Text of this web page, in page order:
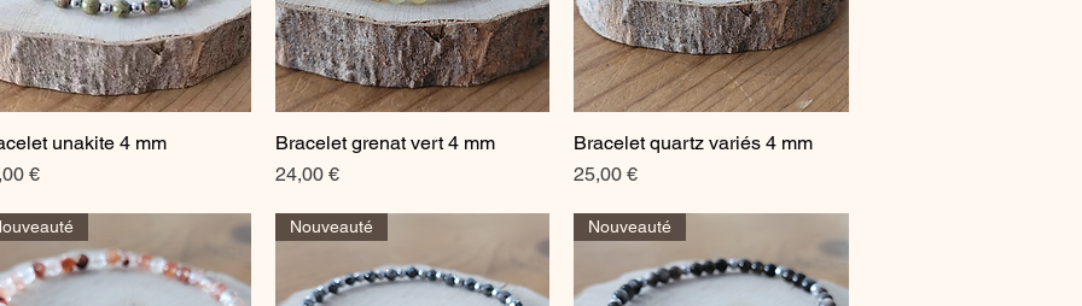
Aperçu rapide
unakite 4 mm
€
Aperçu rapide
Bracelet grenat vert 4 mm
Prix
24,00 €
Aperçu rapide
Bracelet quartz variés 4 mm
Prix
25,00 €
Nouveauté Nouveauté